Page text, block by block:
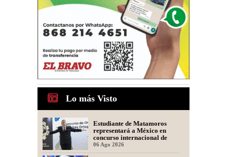
Lo más Visto
Estudiante de Matamoros
representará a México en
concurso internacional de
oratoria en Perú
06 Ago 2026